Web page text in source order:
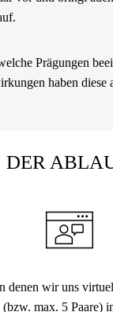
Prägungen
haben diese
DER
denen wir uns
(bzw. max. 5 Paare)